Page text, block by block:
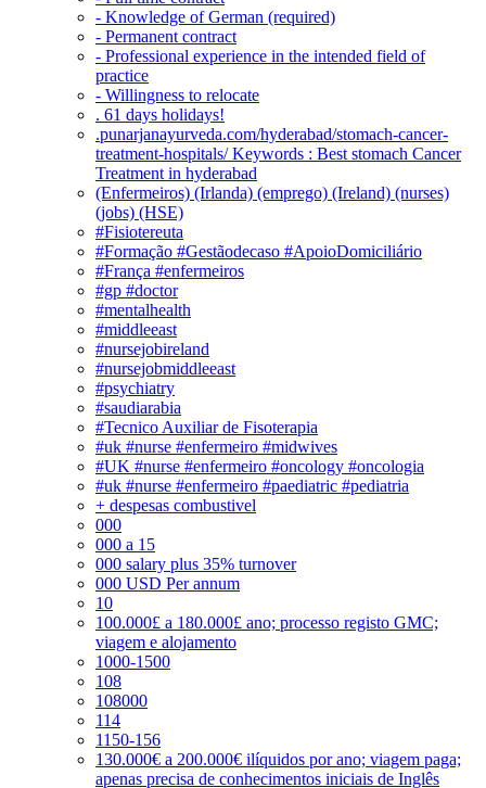
- Knowledge of German (required)
- Permanent contract
- Professional experience in the intended field of
practice
- Willingness to relocate
. 61 days holidays!
.punarjanayurveda.com/hyderabad/stomach-cancer-
treatment-hospitals/ Keywords : Best stomach Cancer
Treatment in hyderabad
(Enfermeiros) (Irlanda) (emprego) (Ireland) (nurses)
(jobs) (HSE)
#Fisiotereuta
#Formação #Gestãodecaso #ApoioDomiciliário
#França #enfermeiros
#gp #doctor
#mentalhealth
#middleeast
#nursejobireland
#nursejobmiddleeast
#psychiatry
#saudiarabia
#Tecnico Auxiliar de Fisoterapia
#uk #nurse #enfermeiro #midwives
#UK #nurse #enfermeiro #oncology #oncologia
#uk #nurse #enfermeiro #paediatric #pediatria
+ despesas combustivel
000
000 a 15
000 salary plus 35% turnover
000 USD Per annum
10
100.000£ a 180.000£ ano; processo registo GMC;
viagem e alojamento
1000-1500
108
108000
114
1150-156
130.000€ a 200.000€ ilíquidos por ano; viagem paga;
apenas precisa de conhecimentos iniciais de Inglês